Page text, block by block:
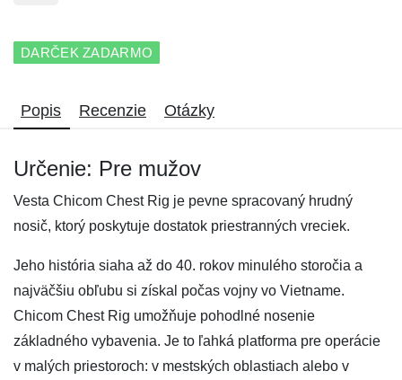
DARČEK ZADARMO
Popis Recenzie Otázky
Určenie: Pre mužov
Vesta Chicom Chest Rig je pevne spracovaný hrudný
nosič, ktorý poskytuje dostatok priestranných vreciek.
Jeho história siaha až do 40. rokov minulého storočia a
najväčšiu obľubu si získal počas vojny vo Vietname.
Chicom Chest Rig umožňuje pohodlné nosenie
základného vybavenia. Je to ľahká platforma pre operácie
v malých priestoroch: v mestských oblastiach alebo v